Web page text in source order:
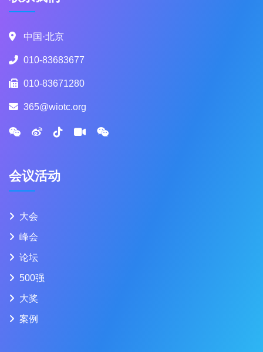
中国·北京
010-83683677
010-83671280
365@wiotc.org
会议活动
大会
峰会
论坛
500强
大奖
案例